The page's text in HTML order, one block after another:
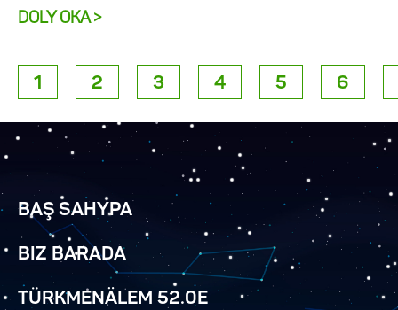
DOLY OKA >
1 2 3 4 5 6
BAŞ SAHYPA
BIZ BARADA
TÜRKMENÄLEM 52.0E